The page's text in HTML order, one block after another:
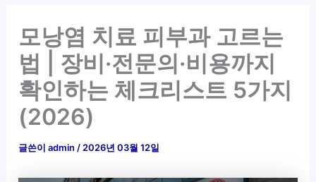
모낭염 치료 피부과 고르는
법 | 장비·전문의·비용까지
확인하는 체크리스트 5가지
(2026)
글쓴이admin / 2026년 03월 12일